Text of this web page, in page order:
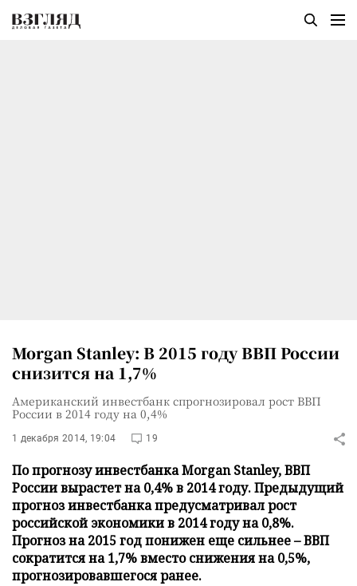
Morgan Stanley: В 2015 году ВВП России
снизится на 1,7%
Американский инвестбанк спрогнозировал рост ВВП
России в 2014 году на 0,4%
1 декабря 2014, 19:04 19
По прогнозу инвестбанка Morgan Stanley, ВВП
России вырастет на 0,4% в 2014 году. Предыдущий
прогноз инвестбанка предусматривал рост
российской экономики в 2014 году на 0,8%.
Прогноз на 2015 год понижен еще сильнее – ВВП
сократится на 1,7% вместо снижения на 0,5%,
прогнозировавшегося ранее.